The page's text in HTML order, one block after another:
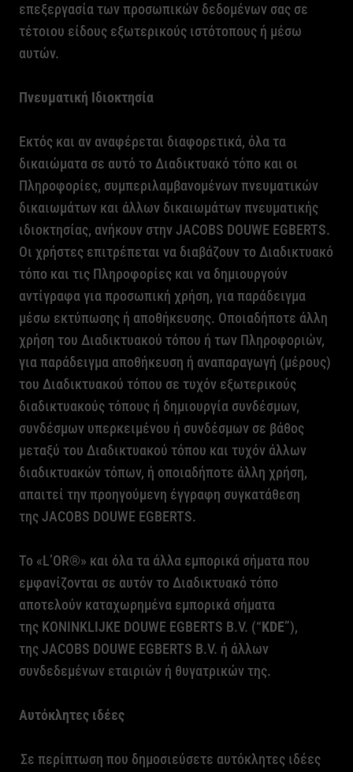
επεξεργασία των προσωπικών δεδομένων σας σε
τέτοιου είδους εξωτερικούς ιστότοπους ή μέσω
αυτών.
Πνευματική Ιδιοκτησία
Εκτός και αν αναφέρεται διαφορετικά, όλα τα
δικαιώματα σε αυτό το Διαδικτυακό τόπο και οι
Πληροφορίες, συμπεριλαμβανομένων πνευματικών
δικαιωμάτων και άλλων δικαιωμάτων πνευματικής
ιδιοκτησίας, ανήκουν στηνJACOBS DOUWE EGBERTS.
Οι χρήστες επιτρέπεται να διαβάζουν το Διαδικτυακό
τόπο και τις Πληροφορίες και να δημιουργούν
αντίγραφα για προσωπική χρήση, για παράδειγμα
μέσω εκτύπωσης ή αποθήκευσης. Οποιαδήποτε άλλη
χρήση του Διαδικτυακού τόπου ή των Πληροφοριών,
για παράδειγμα αποθήκευση ή αναπαραγωγή (μέρους)
του Διαδικτυακού τόπου σε τυχόν εξωτερικούς
διαδικτυακούς τόπους ή δημιουργία συνδέσμων,
συνδέσμων υπερκειμένου ή συνδέσμων σε βάθος
μεταξύ του Διαδικτυακού τόπου και τυχόν άλλων
διαδικτυακών τόπων, ή οποιαδήποτε άλλη χρήση,
απαιτεί την προηγούμενη έγγραφη συγκατάθεση
τηςJACOBS DOUWE EGBERTS.
Το «L’OR®» και όλα τα άλλα εμπορικά σήματα που
εμφανίζονται σε αυτόν το Διαδικτυακό τόπο
αποτελούν καταχωρημένα εμπορικά σήματα
της KONINKLIJKE DOUWE EGBERTS B.V. (“KDE”),
τηςJACOBS DOUWE EGBERTS B.V. ή άλλων
συνδεδεμένων εταιριών ή θυγατρικών της.
Αυτόκλητες ιδέες
Σε περίπτωση που δημοσιεύσετε αυτόκλητες ιδέες